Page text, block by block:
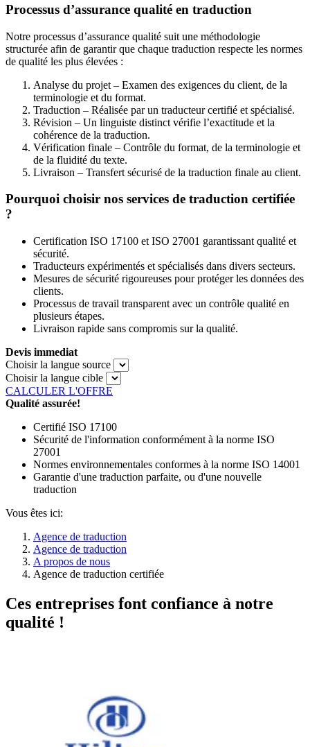
Processus d’assurance qualité en traduction
Notre processus d’assurance qualité suit une méthodologie
structurée afin de garantir que chaque traduction respecte les normes
de qualité les plus élevées :
Analyse du projet – Examen des exigences du client, de la
terminologie et du format.
Traduction – Réalisée par un traducteur certifié et spécialisé.
Révision – Un linguiste distinct vérifie l’exactitude et la
cohérence de la traduction.
Vérification finale – Contrôle du format, de la terminologie et
de la fluidité du texte.
Livraison – Transfert sécurisé de la traduction finale au client.
Pourquoi choisir nos services de traduction certifiée
?
Certification ISO 17100 et ISO 27001 garantissant qualité et
sécurité.
Traducteurs expérimentés et spécialisés dans divers secteurs.
Mesures de sécurité rigoureuses pour protéger les données des
clients.
Processus de travail transparent avec un contrôle qualité en
plusieurs étapes.
Livraison rapide sans compromis sur la qualité.
Devis immediat
Choisir la langue source
Choisir la langue cible
CALCULER L'OFFRE
Qualité assurée!
Certifié ISO 17100
Sécurité de l'information conformément à la norme ISO
27001
Normes environnementales conformes à la norme ISO 14001
Garantie d'une traduction parfaite, ou d'une nouvelle
traduction
Vous êtes ici:
Agence de traduction
Agence de traduction
A propos de nous
Agence de traduction certifiée
Ces entreprises font confiance à notre
qualité !